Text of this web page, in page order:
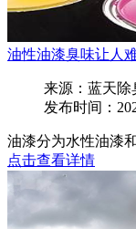
油性油漆臭味让人
来源：蓝天除
发布时间：
油漆分为水性油漆
点击查看详情